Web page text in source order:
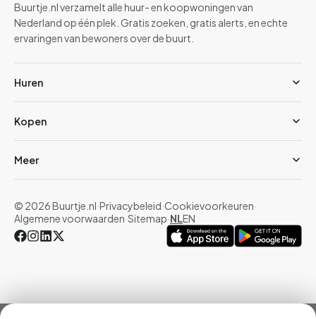
Buurtje.nl verzamelt alle huur- en koopwoningen van
Nederland op één plek. Gratis zoeken, gratis alerts, en echte
ervaringen van bewoners over de buurt.
Huren
Kopen
Meer
© 2026 Buurtje.nl·Privacybeleid·Cookievoorkeuren·
Algemene voorwaarden·Sitemap·NLEN